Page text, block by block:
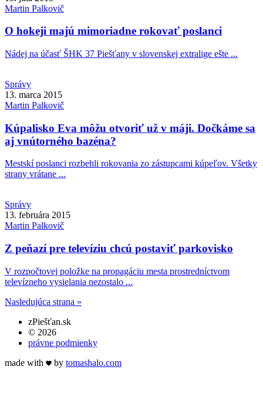
Martin Palkovič
O hokeji majú mimoriadne rokovať poslanci
Nádej na účasť ŠHK 37 Piešťany v slovenskej extralige ešte ...
Správy
13. marca 2015
Martin Palkovič
Kúpalisko Eva môžu otvoriť už v máji. Dočkáme sa
aj vnútorného bazéna?
Mestskí poslanci rozbehli rokovania zo zástupcami kúpeľov. Všetky
strany vrátane ...
Správy
13. februára 2015
Martin Palkovič
Z peňazí pre televíziu chcú postaviť parkovisko
V rozpočtovej položke na propagáciu mesta prostredníctvom
televízneho vysielania nezostalo ...
Nasledujúca strana »
zPiešťan.sk
© 2026
právne podmienky
made with
by tomashalo.com